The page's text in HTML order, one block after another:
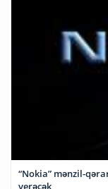
“Nokia” mənzil-
verəcək